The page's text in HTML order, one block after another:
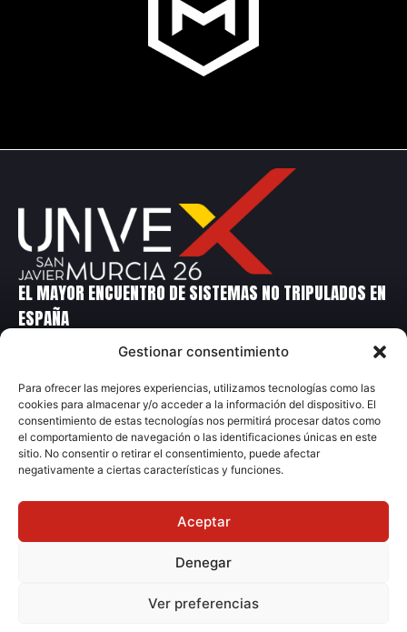
Gestionar consentimiento
Para ofrecer las mejores experiencias, utilizamos tecnologías como las
cookies para almacenar y/o acceder a la información del dispositivo. El
consentimiento de estas tecnologías nos permitirá procesar datos como
el comportamiento de navegación o las identificaciones únicas en este
sitio. No consentir o retirar el consentimiento, puede afectar
negativamente a ciertas características y funciones.
Aceptar
Denegar
Ver preferencias
EL MAYOR ENCUENTRO DE SISTEMAS NO TRIPULADOS EN
ESPAÑA
+34 699 14 86 90
+34 91 231 70 04
unvex@grupometalia.com